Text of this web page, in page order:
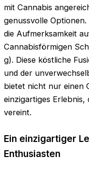
mit Cannabis
genussvolle
die Aufmerksamkeit
Cannabisförmigen
g). Diese köstliche
und der
bietet nicht nur einen
einzigartiges Erlebnis,
vereint.
Ein einzigartiger
Enthusiasten